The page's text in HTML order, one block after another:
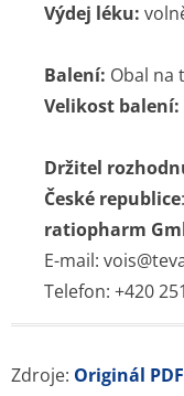
Výdej léku:
Balení: Obal na
Velikost balení:
Držitel
České republice:
ratiopharm
E-mail:
Telefon: +420
Zdroje: Originál